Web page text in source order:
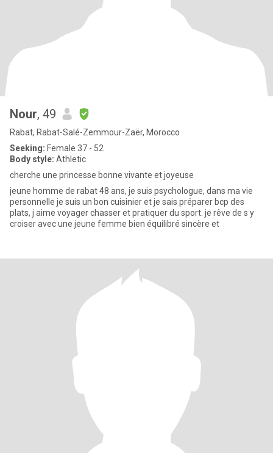
Nour, 49
Rabat, Rabat-Salé-Zemmour-Zaër, Morocco
Seeking: Female 37 - 52
Body style: Athletic
cherche une princesse bonne vivante et joyeuse
jeune homme de rabat 48 ans, je suis psychologue, dans ma vie
personnelle je suis un bon cuisinier et je sais préparer bcp des
plats, j aime voyager chasser et pratiquer du sport. je rêve de s y
croiser avec une jeune femme bien équilibré sincère et